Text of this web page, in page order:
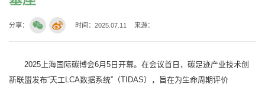
分享： 时间：2025.07.11 来源：
2025上海国际碳博会6月5日开幕。在会议首日，碳足迹产业技术创
新联盟发布“天工LCA数据系统”（TIDAS），旨在为生命周期评价